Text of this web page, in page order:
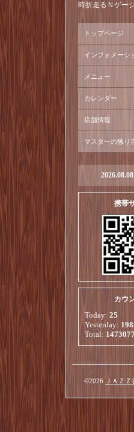
時折走るＮゲー
トップページ
インフォメーシ
メニュー
カレンダー
店舗情報
マスターの独り
携帯
カウ
Today: 25
Yesterday:
Total:
©2026 ＪＡＺ